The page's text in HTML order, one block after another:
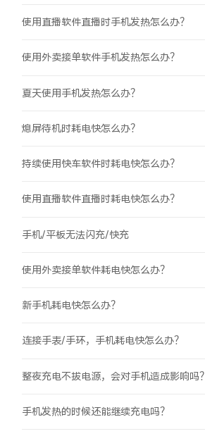
使用直播软件直播时手机发热怎么办？
使用外卖接单软件手机发热怎么办？
夏天使用手机发热怎么办？
熄屏待机时耗电快怎么办？
持续使用快车软件时耗电快怎么办？
使用直播软件直播时耗电快怎么办？
手机/平板无法闪充/快充
使用外卖接单软件耗电快怎么办？
新手机耗电快怎么办？
连接手表/手环，手机耗电快怎么办？
整夜充电不拔电源，会对手机造成影响吗？
手机发热的时候还能继续充电吗？